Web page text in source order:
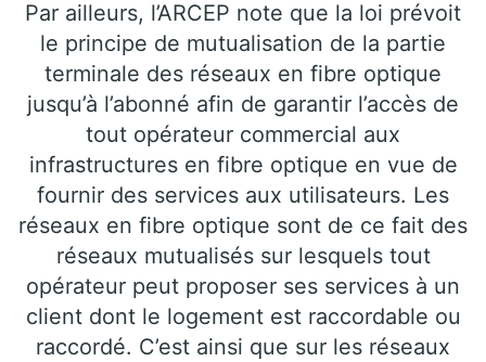
Par ailleurs, l’ARCEP note que la loi prévoit
le principe de mutualisation de la partie
terminale des réseaux en fibre optique
jusqu’à l’abonné afin de garantir l’accès de
tout opérateur commercial aux
infrastructures en fibre optique en vue de
fournir des services aux utilisateurs. Les
réseaux en fibre optique sont de ce fait des
réseaux mutualisés sur lesquels tout
opérateur peut proposer ses services à un
client dont le logement est raccordable ou
raccordé. C’est ainsi que sur les réseaux